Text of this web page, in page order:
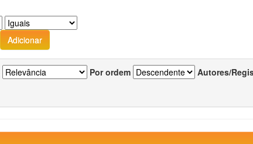
Por ordem Autores/